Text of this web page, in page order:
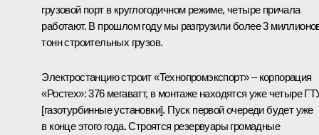
грузовой порт в круглогодичном режиме, четыре причала
работают. В прошлом году мы разгрузили более 3
тонн строительных грузов.
Электростанцию строит «Технопромэкспорт» – корпорация
«Ростех»: 376 мегаватт, в монтаже находятся уже четыре
[газотурбинные установки]. Пуск первой очереди будет уже
в конце этого года. Строятся резервуары громадные